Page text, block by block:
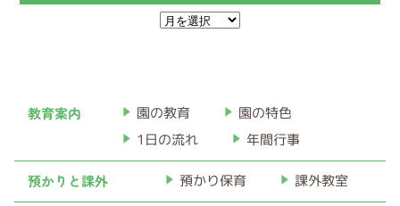
イ
教育案内 園の教育 園の特色
1日の流れ 年間行事
預かりと課外 預かり保育 課外教室